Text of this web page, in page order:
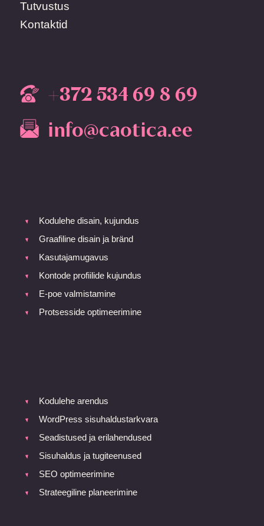
Tutvustus
Kontaktid
+372 534 69 8 69
info@caotica.ee
Kodulehe disain, kujundus
Graafiline disain ja bränd
Kasutajamugavus
Kontode profiilide kujundus
E-poe valmistamine
Protsesside optimeerimine
Kodulehe arendus
WordPress sisuhaldustarkvara
Seadistused ja erilahendused
Sisuhaldus ja tugiteenused
SEO optimeerimine
Strateegiline planeerimine